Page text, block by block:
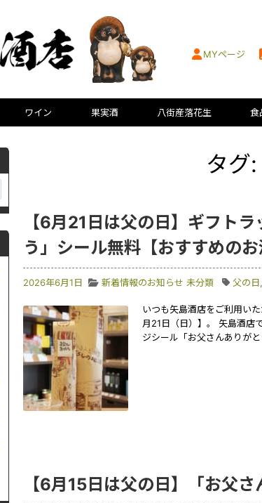
MYページ
ワイン 果実酒 八街産落花生 食
タグ
【6月21日は父の日】ギフト
う」シール無料【おすすめのお
2026年6月1日 新着情報のお知らせ 未分類 父の日,
いつも矢島酒店をご利用い
月21日（日）】。 矢島酒店
ジシール「お父さんありが
【6月15日は父の日】「お父